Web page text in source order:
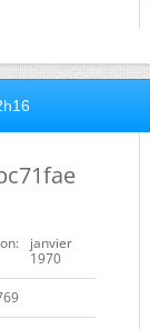
janvier
1970